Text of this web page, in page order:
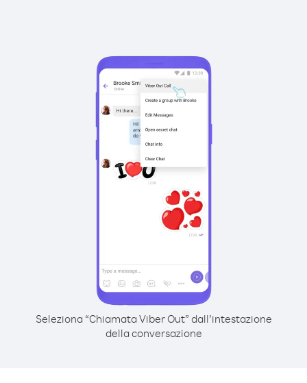
Seleziona “Chiamata Viber Out” dall’intestazione
della conversazione